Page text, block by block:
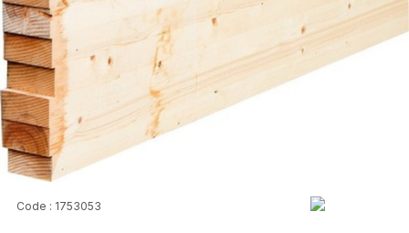
Code : 1753053